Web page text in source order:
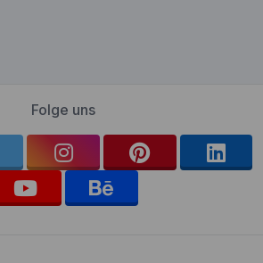
Folge uns